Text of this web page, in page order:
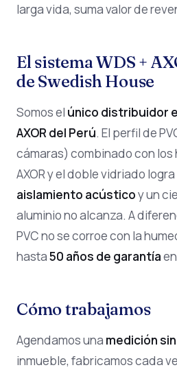
larga vida, suma valor de
El sistema WDS +
de Swedish House
Somos el único distribuidor
AXOR del Perú. El perfil de
cámaras) combinado con los
AXOR y el doble vidriado
aislamiento acústicoy un
aluminio no alcanza. A
PVC no se corroe con la
hasta50 años de garantía
Cómo trabajamos
Agendamos una medición
inmueble, fabricamos cada